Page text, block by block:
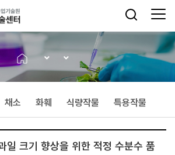
채소 화훼 식량작물 특용작물
일 크기 향상을 위한 적정 수분수 품